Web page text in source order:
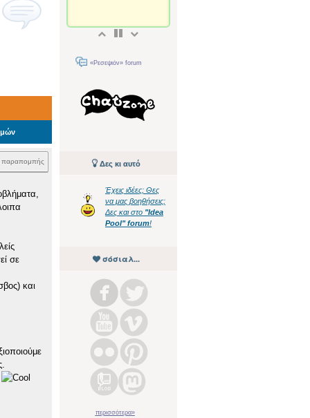
παραπομπής
σε
και
«Ρεσεψιόν» forum
Δες κι αυτό
Έχεις ιδέες; Θες
να μας βοηθήσεις;
Δες και στο "Idea
Pool" forum!
σόσιαλ...
περισσότερα»